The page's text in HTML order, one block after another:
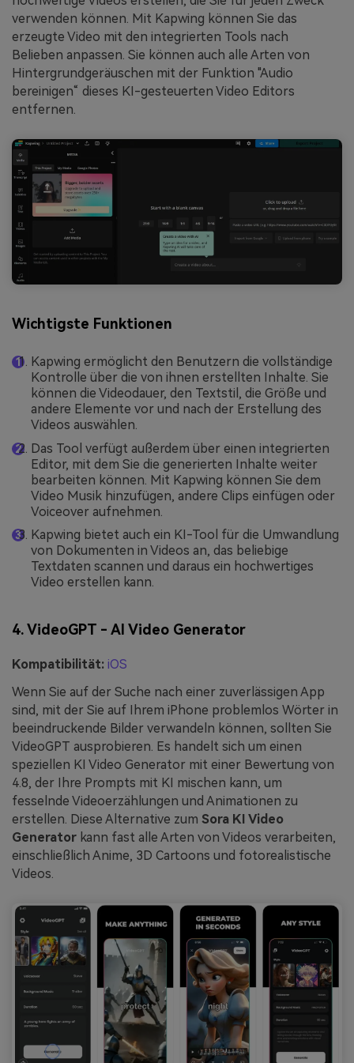
verwenden können. Mit Kapwing können Sie das
erzeugte Video mit den integrierten Tools nach
Belieben anpassen. Sie können auch alle Arten von
Hintergrundgeräuschen mit der Funktion "Audio
bereinigen“ dieses KI-gesteuerten Video Editors
entfernen.
Wichtigste Funktionen
Kapwing ermöglicht den Benutzern die vollständige
Kontrolle über die von ihnen erstellten Inhalte. Sie
können die Videodauer, den Textstil, die Größe und
andere Elemente vor und nach der Erstellung des
Videos auswählen.
Das Tool verfügt außerdem über einen integrierten
Editor, mit dem Sie die generierten Inhalte weiter
bearbeiten können. Mit Kapwing können Sie dem
Video Musik hinzufügen, andere Clips einfügen oder
Voiceover aufnehmen.
Kapwing bietet auch ein KI-Tool für die Umwandlung
von Dokumenten in Videos an, das beliebige
Textdaten scannen und daraus ein hochwertiges
Video erstellen kann.
4. VideoGPT - AI Video Generator
Kompatibilität: iOS
Wenn Sie auf der Suche nach einer zuverlässigen App
sind, mit der Sie auf Ihrem iPhone problemlos Wörter in
beeindruckende Bilder verwandeln können, sollten Sie
VideoGPT ausprobieren. Es handelt sich um einen
speziellen KI Video Generator mit einer Bewertung von
4.8, der Ihre Prompts mit KI mischen kann, um
fesselnde Videoerzählungen und Animationen zu
erstellen. Diese Alternative zum Sora KI Video
Generator kann fast alle Arten von Videos verarbeiten,
einschließlich Anime, 3D Cartoons und fotorealistische
Videos.